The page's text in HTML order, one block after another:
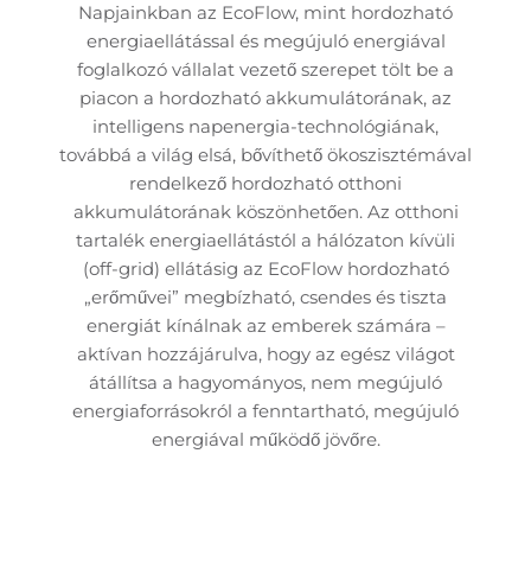
Napjainkban az EcoFlow, mint hordozható
energiaellátással és megújuló energiával
foglalkozó vállalat vezető szerepet tölt be a
piacon a hordozható akkumulátorának, az
intelligens napenergia-technológiának,
továbbá a világ elsá, bővíthető ökoszisztémával
rendelkező hordozható otthoni
akkumulátorának köszönhetően. Az otthoni
tartalék energiaellátástól a hálózaton kívüli
(off-grid) ellátásig az EcoFlow hordozható
„erőművei” megbízható, csendes és tiszta
energiát kínálnak az emberek számára –
aktívan hozzájárulva, hogy az egész világot
átállítsa a hagyományos, nem megújuló
energiaforrásokról a fenntartható, megújuló
energiával működő jövőre.